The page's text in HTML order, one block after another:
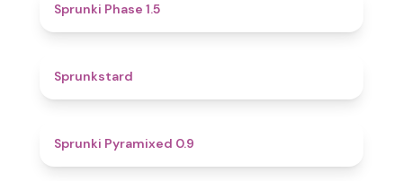
Sprunki Phase 1.5
Sprunkstard
Sprunki Pyramixed 0.9